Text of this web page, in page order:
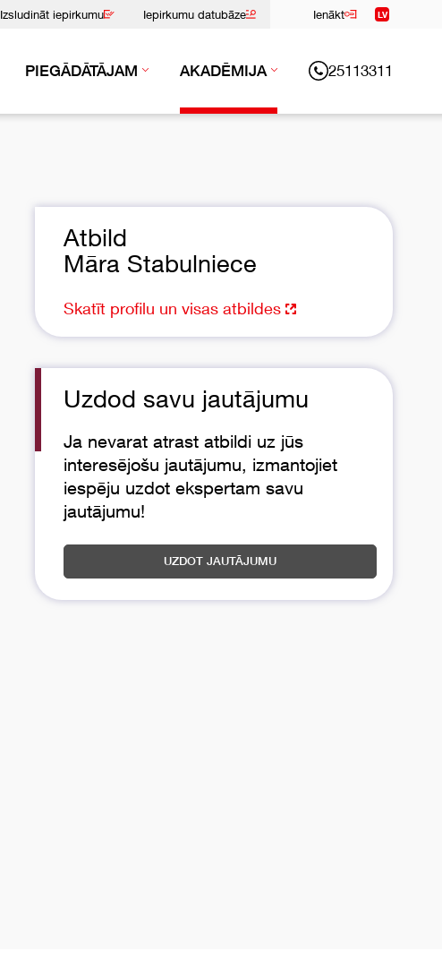
Izsludināt iepirkumu Iepirkumu datubāze Ienākt LV
PIEGĀDĀTĀJAM AKADĒMIJA 25113311
Atbild
Māra Stabulniece
Skatīt profilu un visas atbildes
Uzdod savu jautājumu
Ja nevarat atrast atbildi uz jūs
interesējošu jautājumu, izmantojiet
iespēju uzdot ekspertam savu
jautājumu!
UZDOT JAUTĀJUMU